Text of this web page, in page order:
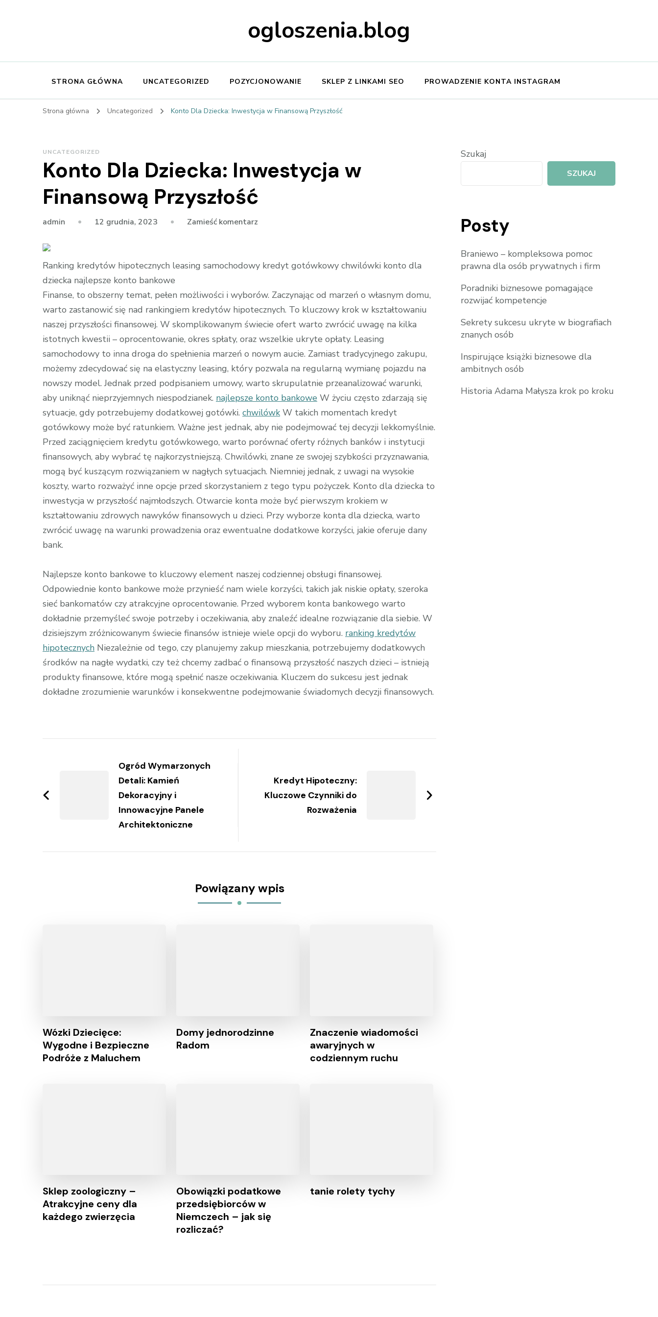
ogloszenia.blog
STRONA GŁÓWNA UNCATEGORIZED POZYCJONOWANIE SKLEP Z LINKAMI SEO PROWADZENIE KONTA INSTAGRAM
Strona główna Uncategorized Konto Dla Dziecka: Inwestycja w Finansową Przyszłość
UNCATEGORIZED
Konto Dla Dziecka: Inwestycja w
Finansową Przyszłość
admin 12 grudnia, 2023 Zamieść komentarz
Dla
w
Finansową
Przyszłość
Ranking kredytów hipotecznych leasing samochodowy kredyt gotówkowy chwilówki konto dla
dziecka najlepsze konto bankowe
Finanse, to obszerny temat, pełen możliwości i wyborów. Zaczynając od marzeń o własnym domu,
warto zastanowić się nad rankingiem kredytów hipotecznych. To kluczowy krok w kształtowaniu
naszej przyszłości finansowej. W skomplikowanym świecie ofert warto zwrócić uwagę na kilka
istotnych kwestii – oprocentowanie, okres spłaty, oraz wszelkie ukryte opłaty. Leasing
samochodowy to inna droga do spełnienia marzeń o nowym aucie. Zamiast tradycyjnego zakupu,
możemy zdecydować się na elastyczny leasing, który pozwala na regularną wymianę pojazdu na
nowszy model. Jednak przed podpisaniem umowy, warto skrupulatnie przeanalizować warunki,
aby uniknąć nieprzyjemnych niespodzianek. najlepsze konto bankowe W życiu często zdarzają się
sytuacje, gdy potrzebujemy dodatkowej gotówki. chwilówk W takich momentach kredyt
gotówkowy może być ratunkiem. Ważne jest jednak, aby nie podejmować tej decyzji lekkomyślnie.
Przed zaciągnięciem kredytu gotówkowego, warto porównać oferty różnych banków i instytucji
finansowych, aby wybrać tę najkorzystniejszą. Chwilówki, znane ze swojej szybkości przyznawania,
mogą być kuszącym rozwiązaniem w nagłych sytuacjach. Niemniej jednak, z uwagi na wysokie
koszty, warto rozważyć inne opcje przed skorzystaniem z tego typu pożyczek. Konto dla dziecka to
inwestycja w przyszłość najmłodszych. Otwarcie konta może być pierwszym krokiem w
kształtowaniu zdrowych nawyków finansowych u dzieci. Przy wyborze konta dla dziecka, warto
zwrócić uwagę na warunki prowadzenia oraz ewentualne dodatkowe korzyści, jakie oferuje dany
bank.
Najlepsze konto bankowe to kluczowy element naszej codziennej obsługi finansowej.
Odpowiednie konto bankowe może przynieść nam wiele korzyści, takich jak niskie opłaty, szeroka
sieć bankomatów czy atrakcyjne oprocentowanie. Przed wyborem konta bankowego warto
dokładnie przemyśleć swoje potrzeby i oczekiwania, aby znaleźć idealne rozwiązanie dla siebie. W
dzisiejszym zróżnicowanym świecie finansów istnieje wiele opcji do wyboru. ranking kredytów
hipotecznych Niezależnie od tego, czy planujemy zakup mieszkania, potrzebujemy dodatkowych
środków na nagłe wydatki, czy też chcemy zadbać o finansową przyszłość naszych dzieci – istnieją
produkty finansowe, które mogą spełnić nasze oczekiwania. Kluczem do sukcesu jest jednak
dokładne zrozumienie warunków i konsekwentne podejmowanie świadomych decyzji finansowych.
Ogród Wymarzonych
Detali: Kamień
Dekoracyjny i
Innowacyjne Panele
Architektoniczne
Kredyt Hipoteczny:
Kluczowe Czynniki do
Rozważenia
Powiązany wpis
Wózki Dziecięce:
Wygodne i Bezpieczne
Podróże z Maluchem
Domy jednorodzinne
Radom
Znaczenie wiadomości
awaryjnych w
codziennym ruchu
Sklep zoologiczny –
Atrakcyjne ceny dla
każdego zwierzęcia
Obowiązki podatkowe
przedsiębiorców w
Niemczech – jak się
rozliczać?
tanie rolety tychy
Szukaj
SZUKAJ
Posty
Braniewo – kompleksowa pomoc
prawna dla osób prywatnych i firm
Poradniki biznesowe pomagające
rozwijać kompetencje
Sekrety sukcesu ukryte w biografiach
znanych osób
Inspirujące książki biznesowe dla
ambitnych osób
Historia Adama Małysza krok po kroku